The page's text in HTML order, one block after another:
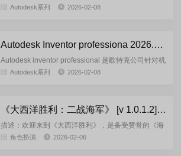
用于游戏创建和设计中的 3D 建模、动画和可视化。
Autodesk系列 2026-02-08
Autodesk Inventor professiona 2026.2.1-m0nkrus 英文版
Autodesk inventor professional 是欧特克公司针对机
械设计领域而打造的一整套功能强大的机械设计解决
Autodesk系列 2026-02-08
《大西洋胜利：二战海军》 [v 1.0.1.2]-FitGir 多语言重制版
描述：欢迎来到《大西洋胜利》，是备受赞誉的《海
上胜利》系列的最新作品。由《太平洋胜利》开发团
角色扮演 2026-02-06